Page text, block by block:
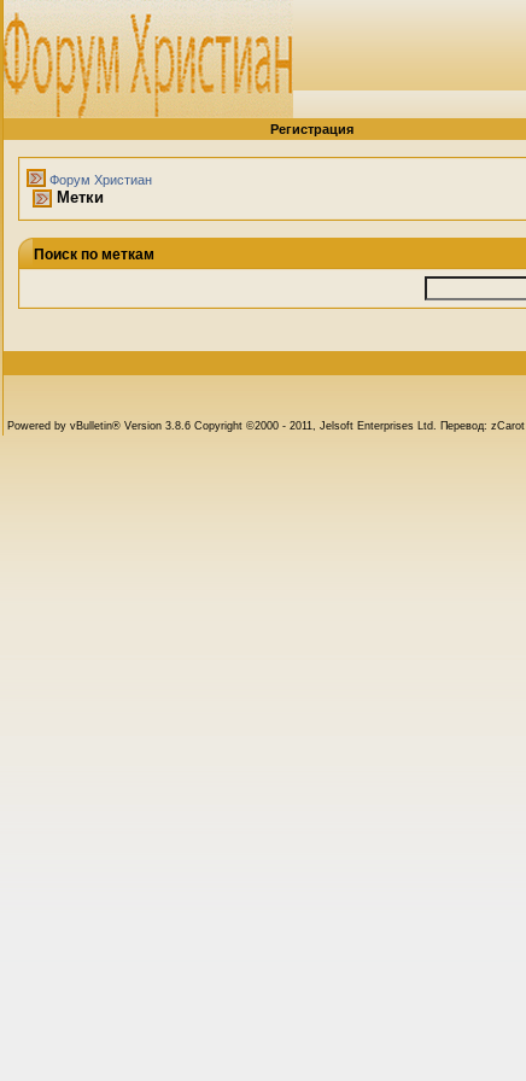
Регистрация
Форум Христиан
Метки
Поиск по меткам
Powered by vBulletin® Version 3.8.6 Copyright ©2000 - 2011, Jelsoft Enterprises Ltd. Перевод: zCarot